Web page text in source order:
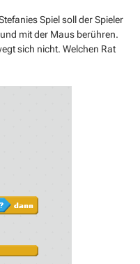
Spiel soll der Spieler
mit der Maus berühren.
sich nicht. Welchen Rat